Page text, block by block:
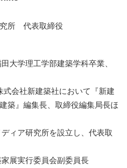
所 代表取締役
大学理工学部建築学科卒業、
会社新建築社において『新建
築』編集長、取締役編集局長ほ
ィア研究所を設立し、代表取
展実行委員会副委員長